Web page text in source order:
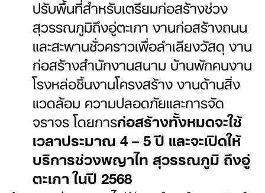
ปรับพื้นที่สำหรับเตรียมก่อสร้างช่วง
สุวรรณภูมิถึงอู่ตะเภา งานก่อสร้างถนน
และสะพานชั่วคราวเพื่อลำเลียงวัสดุ งาน
ก่อสร้างสำนักงานสนาม บ้านพักคนงาน
โรงหล่อชิ้นงานโครงสร้าง งานด้านสิ่ง
แวดล้อม ความปลอดภัยและการจัด
จราจร โดยการก่อสร้างทั้งหมดจะใช้
เวลาประมาณ4 – 5 ปี และจะเปิดให้
บริการช่วงพญาไท สุวรรณภูมิ ถึงอู่
ตะเภา ในปี 2568